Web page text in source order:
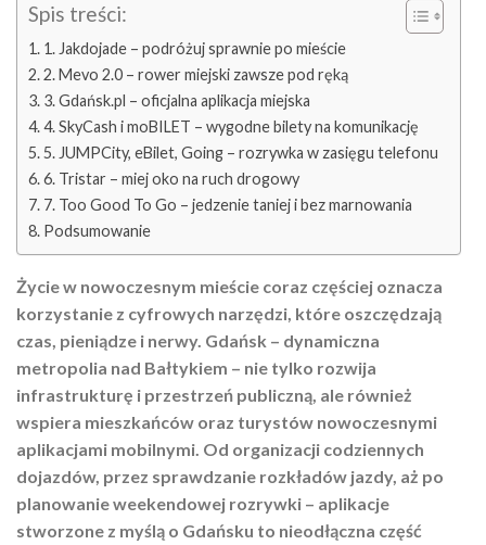
Spis treści:
1. Jakdojade – podróżuj sprawnie po mieście
2. Mevo 2.0 – rower miejski zawsze pod ręką
3. Gdańsk.pl – oficjalna aplikacja miejska
4. SkyCash i moBILET – wygodne bilety na komunikację
5. JUMPCity, eBilet, Going – rozrywka w zasięgu telefonu
6. Tristar – miej oko na ruch drogowy
7. Too Good To Go – jedzenie taniej i bez marnowania
Podsumowanie
Życie w nowoczesnym mieście coraz częściej oznacza
korzystanie z cyfrowych narzędzi, które oszczędzają
czas, pieniądze i nerwy. Gdańsk – dynamiczna
metropolia nad Bałtykiem – nie tylko rozwija
infrastrukturę i przestrzeń publiczną, ale również
wspiera mieszkańców oraz turystów nowoczesnymi
aplikacjami mobilnymi. Od organizacji codziennych
dojazdów, przez sprawdzanie rozkładów jazdy, aż po
planowanie weekendowej rozrywki – aplikacje
stworzone z myślą o Gdańsku to nieodłączna część